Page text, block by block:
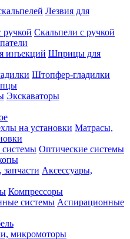
Лезвия для
Скальпели с ручкой
Шприцы для
Штопфер-гладилки
Экскаваторы
Матрасы,
Оптические системы
Аксессуары,
Компрессоры
Аспирационные